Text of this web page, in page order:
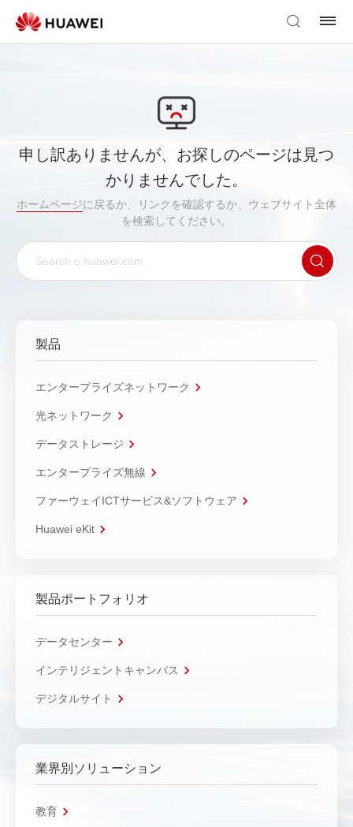
申し訳ありませんが、お探しのページは見つ
かりませんでした。
ホームページに戻るか、リンクを確認するか、ウェブサイト全体
を検索してください。
製品
エンタープライズネットワーク
光ネットワーク
データストレージ
エンタープライズ無線
ファーウェイICTサービス&ソフトウェア
Huawei eKit
製品ポートフォリオ
データセンター
インテリジェントキャンパス
デジタルサイト
業界別ソリューション
教育